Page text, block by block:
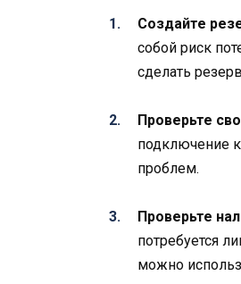
Создайте
собой риск
сделать
Проверьте
подключение к
проблем.
Проверьте
потребуется
можно